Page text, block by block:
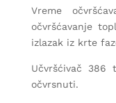
Vreme
očvršćavanje
izlazak iz krte
Učvršćivač 386
očvrsnuti.